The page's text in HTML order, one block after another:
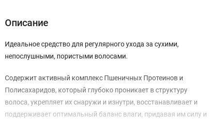
Описание
Идеальное средство для регулярного ухода за сухими,
непослушными, пористыми волосами.
Содержит активный комплекс Пшеничных Протеинов и
Полисахаридов, который глубоко проникает в структуру
волоса, укрепляет их снаружи и изнутри, восстанавливает и
поддерживает оптимальный баланс влаги, придавая им силу и